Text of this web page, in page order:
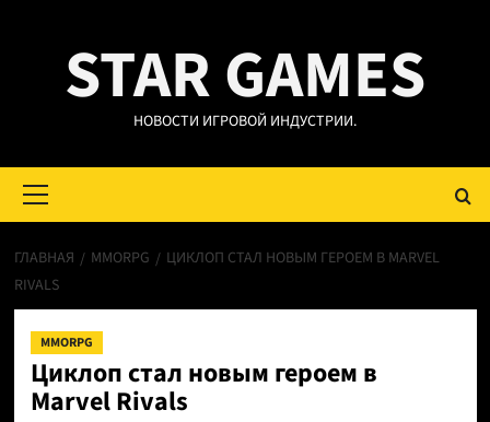
содержимомуSTAR GAMES
НОВОСТИ ИГРОВОЙ ИНДУСТРИИ.
меню
ГЛАВНАЯ MMORPG
ЦИКЛОП СТАЛ НОВЫМ ГЕРОЕМ В MARVEL
RIVALS
MMORPG
Циклоп стал новым героем в
Marvel Rivals